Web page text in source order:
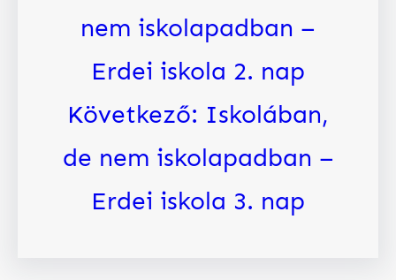
nem iskolapadban –
Erdei iskola 2. nap
Következő: Iskolában,
de nem iskolapadban –
Erdei iskola 3. nap